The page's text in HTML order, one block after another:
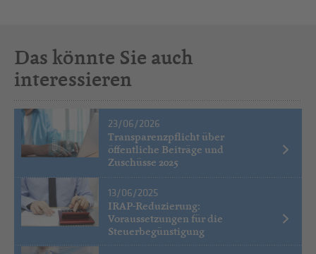
Das könnte Sie auch
interessieren
23/06/2026
Transparenzpflicht über
öffentliche Beiträge und
Zuschüsse 2025
13/06/2025
IRAP-Reduzierung:
Voraussetzungen für die
Steuerbegünstigung